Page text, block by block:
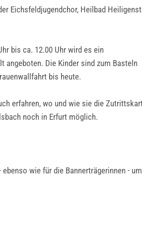
Eichsfeldjugendchor, Heilbad
bis ca. 12.00 Uhr wird es ein
angeboten. Die Kinder sind zum Basteln
bis heute.
erfahren, wo und wie sie die
noch in Erfurt möglich.
wie für die Bannerträgerinnen -